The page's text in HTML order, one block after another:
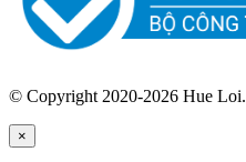
© Copyright 2020-2026 Hue Loi.
×